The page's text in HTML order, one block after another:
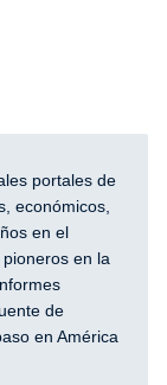
portales de
económicos,
en el
en la
de
en América